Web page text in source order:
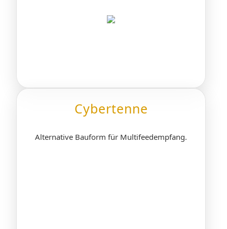
Cybertenne
Alternative Bauform für Multifeedempfang.